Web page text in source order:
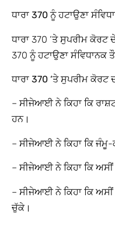
ਧਾਰਾ 370 ਨੂੰ ਹਟਾਉਣਾ
ਧਾਰਾ 370 ‘ਤੇ ਸੁਪਰੀਮ ਕੋਰਟ
370 ਨੂੰ ਹਟਾਉਣਾ ਸੰਵਿਧਾਨਕ
ਧਾਰਾ 370 ‘ਤੇ ਸੁਪਰੀਮ ਕੋਰਟ
– ਸੀਜੇਆਈ ਨੇ ਕਿਹਾ ਕਿ
ਹਨ।
– ਸੀਜੇਆਈ ਨੇ ਕਿਹਾ ਕਿ ਜੰਮੂ-
– ਸੀਜੇਆਈ ਨੇ ਕਿਹਾ ਕਿ ਅਸੀਂ
– ਸੀਜੇਆਈ ਨੇ ਕਿਹਾ ਕਿ
ਚੁੱਕੇ।